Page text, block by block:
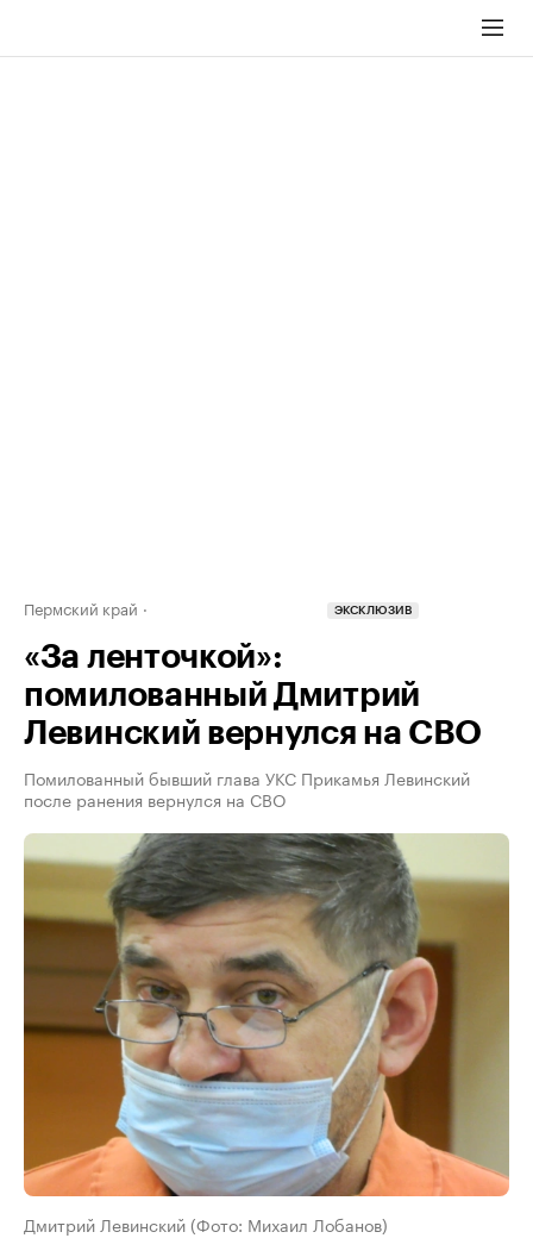
Пермский край ЭКСКЛЮЗИВ
«За ленточкой»:
помилованный Дмитрий
Левинский вернулся на СВО
Помилованный бывший глава УКС Прикамья Левинский
после ранения вернулся на СВО
Дмитрий Левинский (Фото: Михаил Лобанов)